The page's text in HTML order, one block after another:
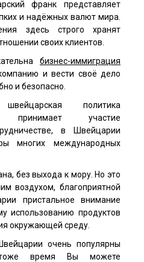
франк представляет
и надёжных валют мира.
здесь строго хранят
своих клиентов.
бизнес-иммиграция
и вести своё дело
и безопасно.
политика
принимает участие
в Швейцарии
многих международных
без выхода к мору. Но это
воздухом, благоприятной
пристальное внимание
использованию продуктов
окружающей среду.
очень популярны
время Вы можете